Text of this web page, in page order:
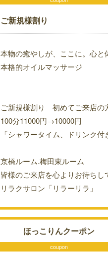
ご新規様割り
本物の癒やしが、ここに。心と
本格的オイルマッサージ
ご新規様割り 初めてご来店の
100分11000円→10000円
「シャワータイム、ドリンク付
京橋ルーム.梅田東ルーム
皆様のご来店を心よりお待ちし
リラクサロン「リラーリラ」
ほっこりんクーポン
coupon